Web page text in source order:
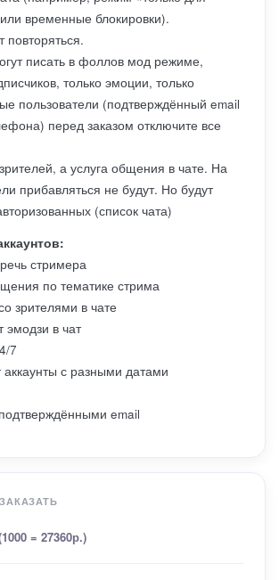
временные блокировки).
повторяться.
писать в фоллов мод режиме,
только эмоции, только
пользователи (подтверждённый email
перед заказом отключите все
а услуга общения в чате. На
прибавляться не будут. Но будут
(список чата)
стримера
по тематике стрима
зрителями в чате
в чат
7
с разными датами
email
= 27360р.)